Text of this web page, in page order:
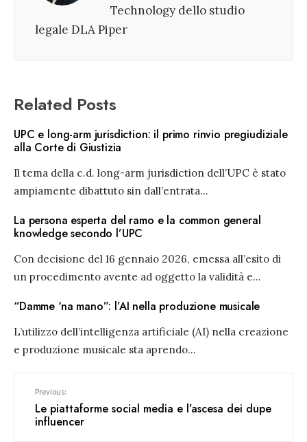
Technology dello studio
legale DLA Piper
Related Posts
UPC e long-arm jurisdiction: il primo rinvio pregiudiziale
alla Corte di Giustizia
Il tema della c.d. long-arm jurisdiction dell’UPC è stato
ampiamente dibattuto sin dall’entrata...
La persona esperta del ramo e la common general
knowledge secondo l’UPC
Con decisione del 16 gennaio 2026, emessa all’esito di
un procedimento avente ad oggetto la validità e...
“Damme ‘na mano”: l’AI nella produzione musicale
L’utilizzo dell’intelligenza artificiale (AI) nella creazione
e produzione musicale sta aprendo...
Previous:
Le piattaforme social media e l’ascesa dei dupe
influencer